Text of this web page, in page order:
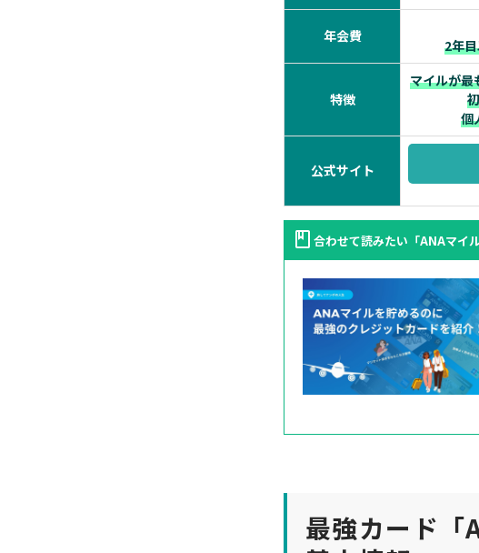
年会費
2年
特徴
マイルが最
個
公式サイト
合わせて読みたい「ANAマイ
最強カード「